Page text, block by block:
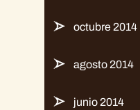
octubre 2014
agosto 2014
junio 2014